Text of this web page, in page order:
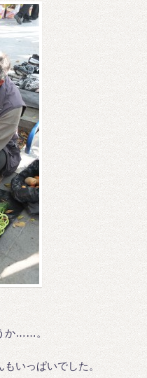
か……。
もいっぱいでした。